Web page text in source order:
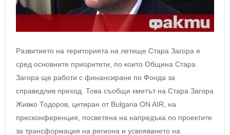
Развитието на територията на летище Стара Загора е
сред основните приоритети, по които Община Стара
Загора ще работи с финансиране по Фонда за
справедлив преход. Това съобщи кметът на Стара Загора
Живко Тодоров, цитиран от Bulgaria ON AIR, на
пресконференция, посветена на напредъка по проектите
за трансформация на региона и усвояването на